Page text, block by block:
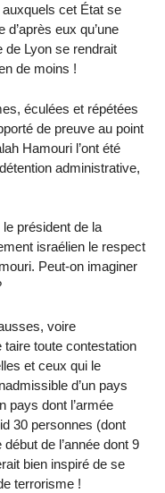
cet État se
eux qu’une
de Lyon se rendrait
de moins !
éculées et répétées
de preuve au point
Hamouri l’ont été
administrative,
président de la
israélien le respect
Peut-on imaginer
voire
toute contestation
et ceux qui le
d’un pays
pays dont l’armée
30 personnes (dont
de l’année dont 9
bien inspiré de se
terrorisme !